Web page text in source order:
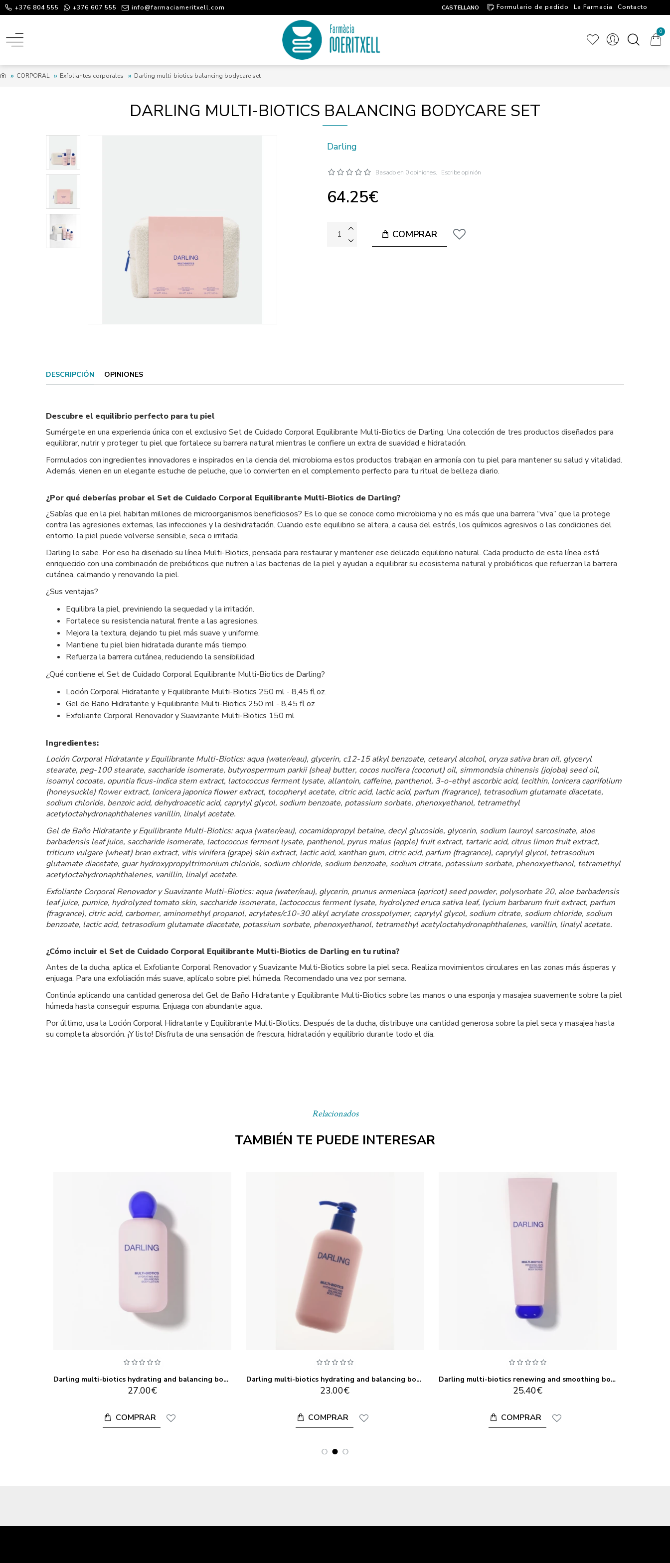
+376 804 555 +376 607 555 info@farmaciameritxell.com CASTELLANO Formulario de pedido La Farmacia
Contacto
0
CORPORAL Exfoliantes corporales Darling multi-biotics balancing bodycare set
DARLING MULTI-BIOTICS BALANCING BODYCARE SET
Darling
Basado en 0 opiniones. Escribe opinión
64.25€
COMPRAR
Relacionados
TAMBIÉN TE PUEDE INTERESAR
Darling multi-biotics hydrating and balancing body lotion 250 ml
27.00€
COMPRAR
Darling multi-biotics hydrating and balancing body wash 250 ml
23.00€
COMPRAR
Darling multi-biotics renewing and smoothing body scrub 150 ml
25.40€
COMPRAR
DESCRIPCIÓN OPINIONES
Descubre el equilibrio perfecto para tu piel
Sumérgete en una experiencia única con el exclusivo Set de Cuidado Corporal Equilibrante Multi-Biotics de Darling. Una colección de tres productos diseñados para
equilibrar, nutrir y proteger tu piel que fortalece su barrera natural mientras le confiere un extra de suavidad e hidratación.
Formulados con ingredientes innovadores e inspirados en la ciencia del microbioma estos productos trabajan en armonía con tu piel para mantener su salud y vitalidad.
Además, vienen en un elegante estuche de peluche, que lo convierten en el complemento perfecto para tu ritual de belleza diario.
¿Por qué deberías probar el Set de Cuidado Corporal Equilibrante Multi-Biotics de Darling?
¿Sabías que en la piel habitan millones de microorganismos beneficiosos? Es lo que se conoce como microbioma y no es más que una barrera “viva” que la protege
contra las agresiones externas, las infecciones y la deshidratación. Cuando este equilibrio se altera, a causa del estrés, los químicos agresivos o las condiciones del
entorno, la piel puede volverse sensible, seca o irritada.
Darling lo sabe. Por eso ha diseñado su línea Multi-Biotics, pensada para restaurar y mantener ese delicado equilibrio natural. Cada producto de esta línea está
enriquecido con una combinación de prebióticos que nutren a las bacterias de la piel y ayudan a equilibrar su ecosistema natural y probióticos que refuerzan la barrera
cutánea, calmando y renovando la piel.
¿Sus ventajas?
Equilibra la piel, previniendo la sequedad y la irritación.
Fortalece su resistencia natural frente a las agresiones.
Mejora la textura, dejando tu piel más suave y uniforme.
Mantiene tu piel bien hidratada durante más tiempo.
Refuerza la barrera cutánea, reduciendo la sensibilidad.
¿Qué contiene el Set de Cuidado Corporal Equilibrante Multi-Biotics de Darling?
Loción Corporal Hidratante y Equilibrante Multi-Biotics 250 ml - 8,45 fl.oz.
Gel de Baño Hidratante y Equilibrante Multi-Biotics 250 ml - 8,45 fl oz
Exfoliante Corporal Renovador y Suavizante Multi-Biotics 150 ml
Ingredientes:
Loción Corporal Hidratante y Equilibrante Multi-Biotics: aqua (water/eau), glycerin, c12-15 alkyl benzoate, cetearyl alcohol, oryza sativa bran oil, glyceryl
stearate, peg-100 stearate, saccharide isomerate, butyrospermum parkii (shea) butter, cocos nucifera (coconut) oil, simmondsia chinensis (jojoba) seed oil,
isoamyl cocoate, opuntia ficus-indica stem extract, lactococcus ferment lysate, allantoin, caffeine, panthenol, 3-o-ethyl ascorbic acid, lecithin, lonicera caprifolium
(honeysuckle) flower extract, lonicera japonica flower extract, tocopheryl acetate, citric acid, lactic acid, parfum (fragrance), tetrasodium glutamate diacetate,
sodium chloride, benzoic acid, dehydroacetic acid, caprylyl glycol, sodium benzoate, potassium sorbate, phenoxyethanol, tetramethyl
acetyloctahydronaphthalenes vanillin, linalyl acetate.
Gel de Baño Hidratante y Equilibrante Multi-Biotics: aqua (water/eau), cocamidopropyl betaine, decyl glucoside, glycerin, sodium lauroyl sarcosinate, aloe
barbadensis leaf juice, saccharide isomerate, lactococcus ferment lysate, panthenol, pyrus malus (apple) fruit extract, tartaric acid, citrus limon fruit extract,
triticum vulgare (wheat) bran extract, vitis vinifera (grape) skin extract, lactic acid, xanthan gum, citric acid, parfum (fragrance), caprylyl glycol, tetrasodium
glutamate diacetate, guar hydroxypropyltrimonium chloride, sodium chloride, sodium benzoate, sodium citrate, potassium sorbate, phenoxyethanol, tetramethyl
acetyloctahydronaphthalenes, vanillin, linalyl acetate.
Exfoliante Corporal Renovador y Suavizante Multi-Biotics: aqua (water/eau), glycerin, prunus armeniaca (apricot) seed powder, polysorbate 20, aloe barbadensis
leaf juice, pumice, hydrolyzed tomato skin, saccharide isomerate, lactococcus ferment lysate, hydrolyzed eruca sativa leaf, lycium barbarum fruit extract, parfum
(fragrance), citric acid, carbomer, aminomethyl propanol, acrylates/c10-30 alkyl acrylate crosspolymer, caprylyl glycol, sodium citrate, sodium chloride, sodium
benzoate, lactic acid, tetrasodium glutamate diacetate, potassium sorbate, phenoxyethanol, tetramethyl acetyloctahydronaphthalenes, vanillin, linalyl acetate.
¿Cómo incluir el Set de Cuidado Corporal Equilibrante Multi-Biotics de Darling en tu rutina?
Antes de la ducha, aplica el Exfoliante Corporal Renovador y Suavizante Multi-Biotics sobre la piel seca. Realiza movimientos circulares en las zonas más ásperas y
enjuaga. Para una exfoliación más suave, aplícalo sobre piel húmeda. Recomendado una vez por semana.
Continúa aplicando una cantidad generosa del Gel de Baño Hidratante y Equilibrante Multi-Biotics sobre las manos o una esponja y masajea suavemente sobre la piel
húmeda hasta conseguir espuma. Enjuaga con abundante agua.
Por último, usa la Loción Corporal Hidratante y Equilibrante Multi-Biotics. Después de la ducha, distribuye una cantidad generosa sobre la piel seca y masajea hasta
su completa absorción. ¡Y listo! Disfruta de una sensación de frescura, hidratación y equilibrio durante todo el día.